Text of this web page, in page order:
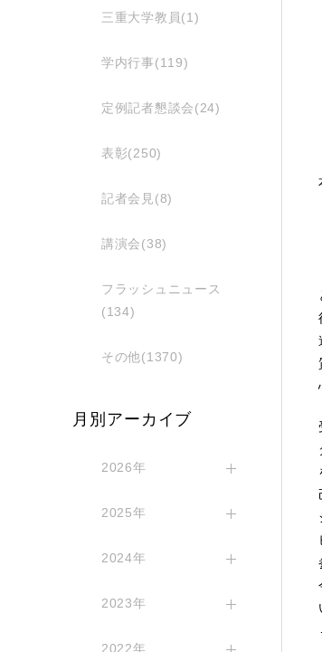
三重大学教員(1)
学内行事(119)
定例記者懇談会(24)
表彰(250)
記者会見(8)
講演会(38)
フラッシュニュース
(134)
その他(1370)
月別アーカイブ
2026年
2025年
2024年
2023年
2022年